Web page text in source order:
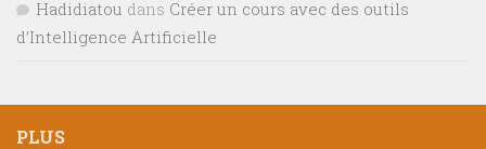
Hadidiatou dans Créer un cours avec des outils
d’Intelligence Artificielle
PLUS